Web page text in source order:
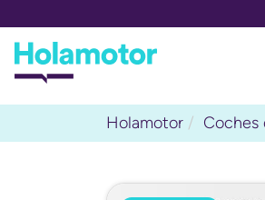
Holamotor Coches